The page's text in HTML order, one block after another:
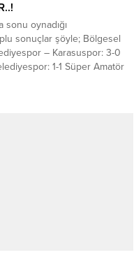
sonu oynadığı
sonuçlar şöyle; Bölgesel
– Karasuspor: 3-0
1-1 Süper Amatör
Işıkspor: 3-0 On
1-0 Kepezspor –